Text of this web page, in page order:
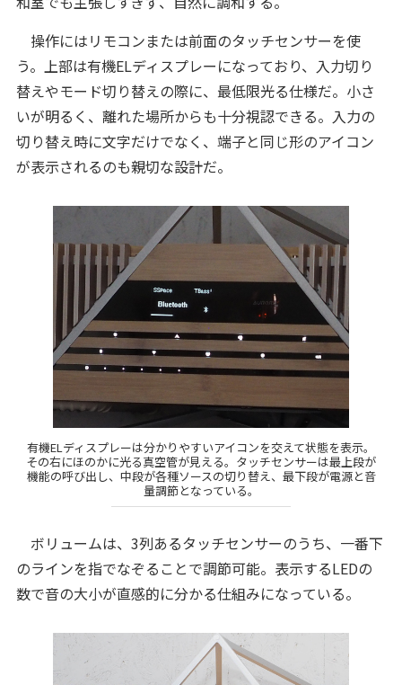
操作にはリモコンまたは前面のタッチセンサーを使
う。上部は有機ELディスプレーになっており、入力切り
替えやモード切り替えの際に、最低限光る仕様だ。小さ
いが明るく、離れた場所からも十分視認できる。入力の
切り替え時に文字だけでなく、端子と同じ形のアイコン
が表示されるのも親切な設計だ。
有機ELディスプレーは分かりやすいアイコンを交えて状態を表示。
その右にほのかに光る真空管が見える。タッチセンサーは最上段が
機能の呼び出し、中段が各種ソースの切り替え、最下段が電源と音
量調節となっている。
ボリュームは、3列あるタッチセンサーのうち、一番下
のラインを指でなぞることで調節可能。表示するLEDの
数で音の大小が直感的に分かる仕組みになっている。